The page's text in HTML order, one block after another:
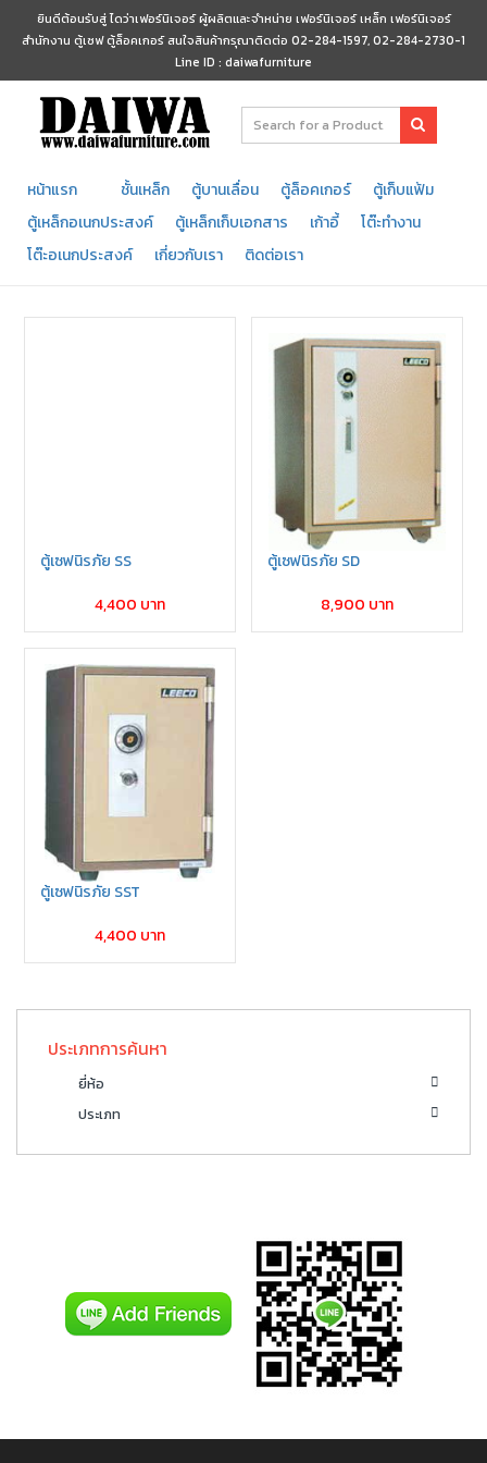
ยินดีต้อนรับสู่ ไดว่าเฟอร์นิเจอร์ ผู้ผลิตและจำหน่าย เฟอร์นิเจอร์ เหล็ก เฟอร์นิเจอร์
สำนักงาน ตู้เซฟ ตู้ล็อคเกอร์ สนใจสินค้ากรุณาติดต่อ 02-284-1597, 02-284-2730-1
Line ID : daiwafurniture
หน้าแรก ชั้นเหล็ก ตู้บานเลื่อน ตู้ล็อคเกอร์
ตู้เก็บแฟ้ม
ตู้เหล็กอเนกประสงค์
ตู้เหล็กเก็บเอกสาร เก้าอี้
โต๊ะทำงาน
โต๊ะอเนกประสงค์
เกี่ยวกับเรา ติดต่อเรา
ตู้เซฟนิรภัย SS
4,400 บาท
ตู้เซฟนิรภัย SD
8,900 บาท
ตู้เซฟนิรภัย SST
4,400 บาท
ประเภทการค้นหา
ยี่ห้อ
ประเภท